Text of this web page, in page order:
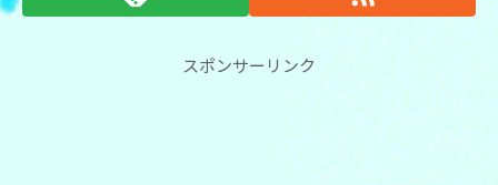
スポンサーリンク